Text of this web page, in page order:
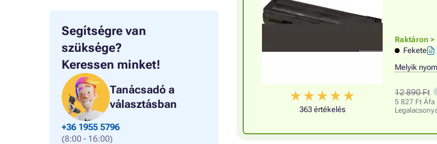
Segítségre van
szüksége?
Keressen minket!
Tanácsadó a
választásban
+36 1955 5796
(8:00 - 16:00)
363 értékelés
Raktáron >
Fekete
Melyik
12 890 Ft
5 827 Ft Áfa